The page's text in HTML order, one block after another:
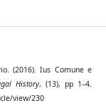
(2016). Ius Comune e
History, (13), pp 1–4.
view/230